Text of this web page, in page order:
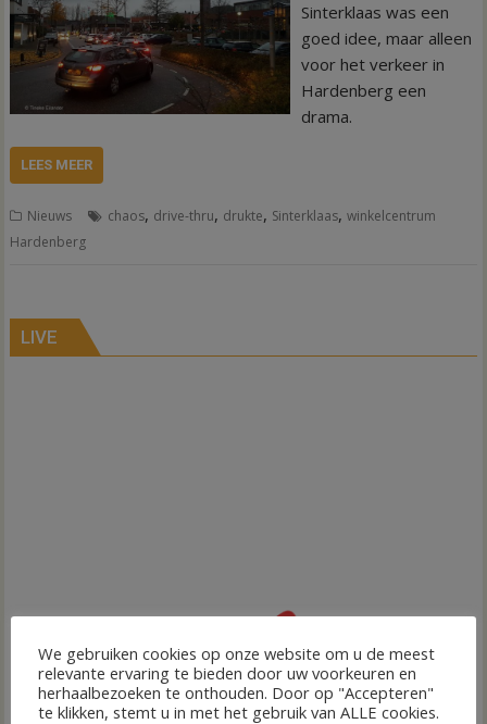
Sinterklaas was een
goed idee, maar alleen
voor het verkeer in
Hardenberg een
drama.
LEES MEER
Nieuws chaos, drive-thru, drukte, Sinterklaas,winkelcentrum
Hardenberg
LIVE
We gebruiken cookies op onze website om u de meest
relevante ervaring te bieden door uw voorkeuren en
herhaalbezoeken te onthouden. Door op "Accepteren"
te klikken, stemt u in met het gebruik van ALLE cookies.